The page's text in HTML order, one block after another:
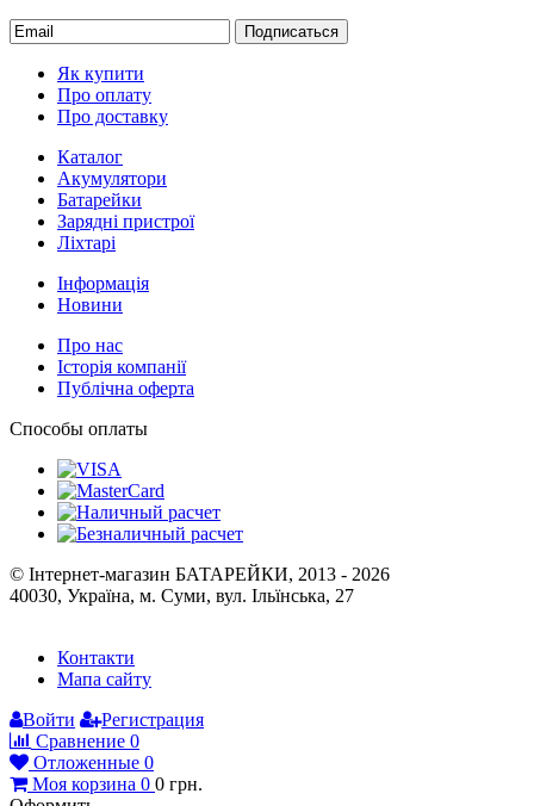
Подписаться
Як купити
Про оплату
Про доставку
Каталог
Акумулятори
Батарейки
Зарядні пристрої
Ліхтарі
Інформація
Новини
Про нас
Історія компанії
Публічна оферта
Способы оплаты
© Інтернет-магазин БАТАРЕЙКИ, 2013 - 2026
40030, Україна, м. Суми, вул. Ільїнська, 27
Контакти
Мапа сайту
Войти
Регистрация
Сравнение 0
Отложенные 0
Моя корзина 0 0 грн.